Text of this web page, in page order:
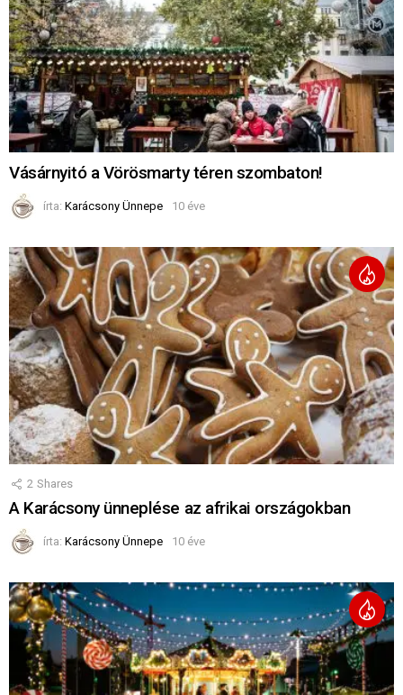
Vásárnyitó a Vörösmarty téren szombaton!
írta: Karácsony Ünnepe 10 éve
2 Shares
A Karácsony ünneplése az afrikai országokban
írta: Karácsony Ünnepe 10 éve